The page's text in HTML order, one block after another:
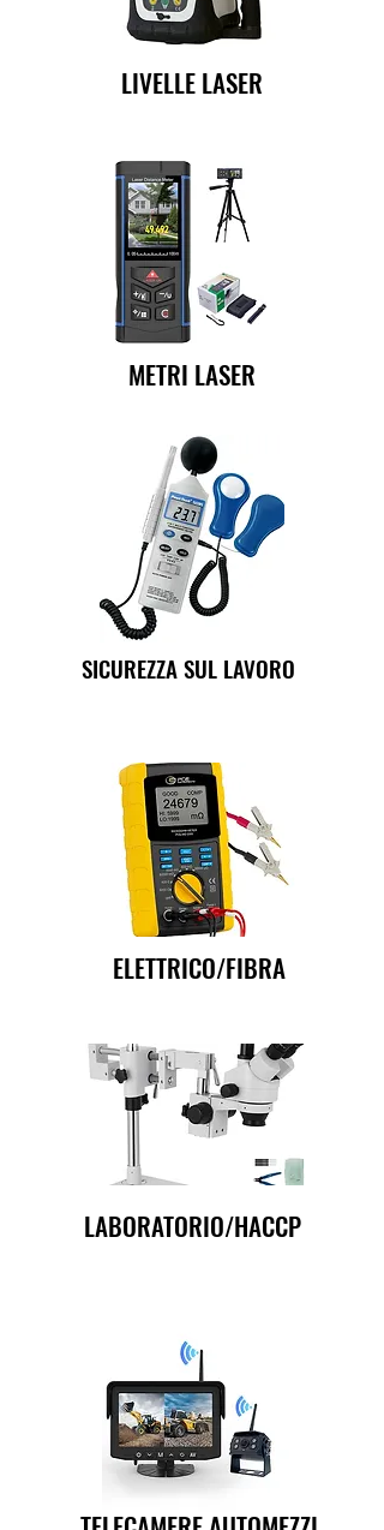
LIVELLE LASER
METRI LASER
SICUREZZA SUL LAVORO
ELETTRICO/FIBRA
LABORATORIO/HACCP